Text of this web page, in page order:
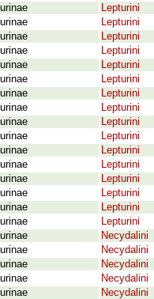
Lepturini
Lepturini
Lepturini
Lepturini
Lepturini
Lepturini
Lepturini
Lepturini
Lepturini
Lepturini
Lepturini
Lepturini
Lepturini
Lepturini
Lepturini
Lepturini
Necydalini
Necydalini
Necydalini
Necydalini
Necydalini